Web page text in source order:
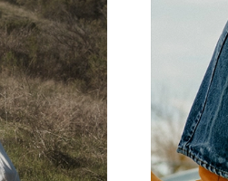
10. 514